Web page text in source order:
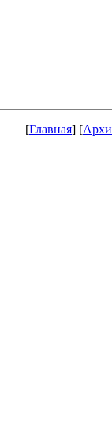
[Главная] [